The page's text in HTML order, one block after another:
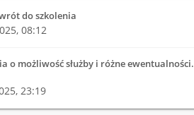
do szkolenia
08:12
o możliwość służby i różne ewentualności.
23:19